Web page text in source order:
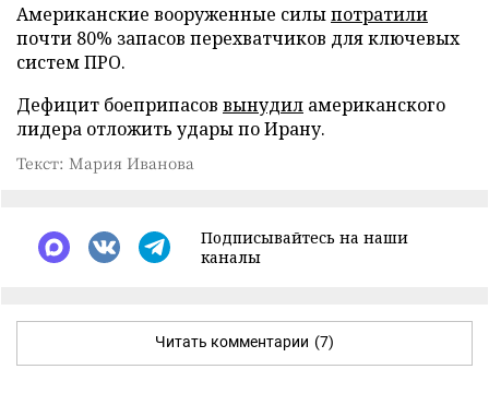
Американские вооруженные силыпотратили
почти 80% запасов перехватчиков для ключевых
систем ПРО.
Дефицит боеприпасов вынудил американского
лидера отложить удары по Ирану.
Текст: Мария Иванова
Подписывайтесь на наши
каналы
Читать комментарии (7)